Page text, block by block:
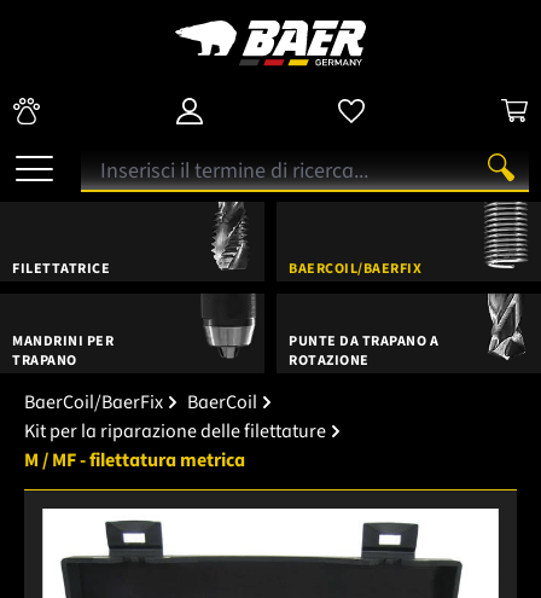
FILETTATRICE BAERCOIL/BAERFIX
MANDRINI PER
TRAPANO
PUNTE DA TRAPANO A
ROTAZIONE
BaerCoil/BaerFix
BaerCoil
Kit per la riparazione delle filettature
M / MF - filettatura metrica
Salta la galleria di immagini